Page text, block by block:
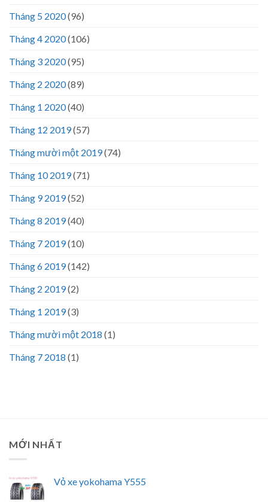
Tháng 5 2020(96)
Tháng 4 2020(106)
Tháng 3 2020(95)
Tháng 2 2020(89)
Tháng 1 2020(40)
Tháng 12 2019(57)
Tháng mười một 2019(74)
Tháng 10 2019(71)
Tháng 9 2019(52)
Tháng 8 2019(40)
Tháng 7 2019(10)
Tháng 6 2019(142)
Tháng 2 2019(2)
Tháng 1 2019(3)
Tháng mười một 2018 (1)
Tháng 7 2018 (1)
MỚI NHẤT
Vỏ xe yokohama Y555